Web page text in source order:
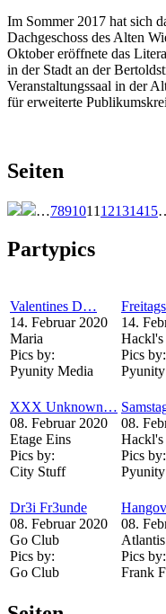
Im Sommer 2017 hat sich
Dachgeschoss des Alten
Oktober eröffnete das
in der Stadt an der
Veranstaltungssaal in der
für erweiterte
Seiten
…7891011 12131415
Partypics
Valentines D…
14. Februar 2020
Maria
Pics by:
Pyunity Media
14.
Pics by:
XXX Unknown…
08. Februar 2020
Etage Eins
Pics by:
City Stuff
08.
Pics by:
Dr3i Fr3unde
08. Februar 2020
Go Club
Pics by:
Go Club
08.
Pics by:
Frank